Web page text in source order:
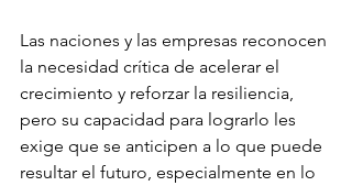
Las naciones y las empresas reconocen
la necesidad crítica de acelerar el
crecimiento y reforzar la resiliencia,
pero su capacidad para lograrlo les
exige que se anticipen a lo que puede
resultar el futuro, especialmente en lo